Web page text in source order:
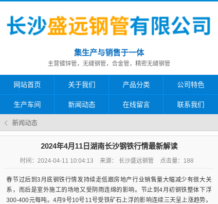
集生产与销售于一体
主营镀锌管，无缝钢管，合金管，精密无缝钢管
网站首页 关于我们 产品分类 公司特色
生产车间 新闻动态 在线留言 联系我们
新闻动态
2024年4月11日湖南长沙钢铁行情最新解读
时间：2024-04-11 10:04:13 来源： 长沙盛远钢管 点击量： 188
春节过后到3月底钢铁行情发持续走低跟房地产行业销售量大幅减少有很大关
系，而后是室外施工的场地又受阴雨连绵的影响。节止到4月初钢铁整体下浮
300-400元每吨。4月9号10号11号受铁矿石上浮的影响连续三天呈上涨趋势。